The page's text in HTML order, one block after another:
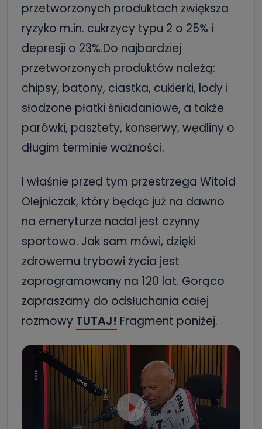
przetworzonych produktach zwiększa
ryzyko m.in. cukrzycy typu 2 o 25% i
depresji o 23%.Do najbardziej
przetworzonych produktów należą:
chipsy, batony, ciastka, cukierki, lody i
słodzone płatki śniadaniowe, a także
parówki, pasztety, konserwy, wędliny o
długim terminie ważności.
I właśnie przed tym przestrzega Witold
Olejniczak, który będąc już na dawno
na emeryturze nadal jest czynny
sportowo. Jak sam mówi, dzięki
zdrowemu trybowi życia jest
zaprogramowany na 120 lat. Gorąco
zapraszamy do odsłuchania całej
rozmowy TUTAJ! Fragment poniżej.